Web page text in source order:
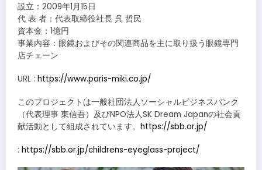
設立：2009年1月15日
代 表 者：代表取締役社長 呉 哲民
資本金：1億円
事業内容：眼鏡およびその関連商品を主に取り扱う眼鏡専門
店チェーン
URL : https://www.paris-miki.co.jp/
このプロジェクトは一般社団法人ソーシャルビジネスバンク
（代表理事 東信吾）及びNPO法人SK Dream Japanの社会貢
献活動として組成されています。 https://sbb.or.jp/
: https://sbb.or.jp/childrens-eyeglass-project/